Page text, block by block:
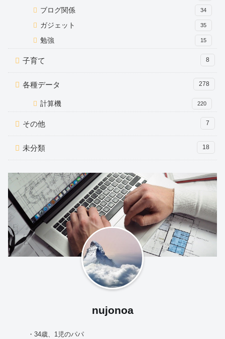
ブログ関係 34
ガジェット 35
勉強 15
子育て 8
各種データ 278
計算機 220
その他 7
未分類 18
nujonoa
・34歳、1児のパパ